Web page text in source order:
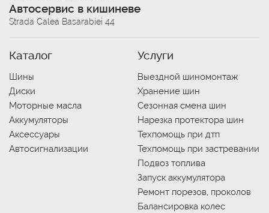
Автосервис в кишиневе
Strada Calea Basarabiei 44
Каталог
Шины
Диски
Моторные масла
Аккумуляторы
Аксессуары
Автосигнализации
Услуги
Выездной шиномонтаж
Хранение шин
Сезонная смена шин
Нарезка протектора шин
Техпомощь при дтп
Техпомощь при застревании
Подвоз топлива
Запуск аккумулятора
Ремонт порезов, проколов
Балансировка колес